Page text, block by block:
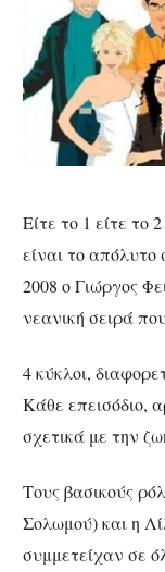
Είτε το 1 είτε το
είναι το απόλυτο
2008 ο Γιώργος
νεανική σειρά
4 κύκλοι,
Κάθε επεισόδιο,
σχετικά με την
Τους βασικούς
Σολωμού) και η
συμμετείχαν σε